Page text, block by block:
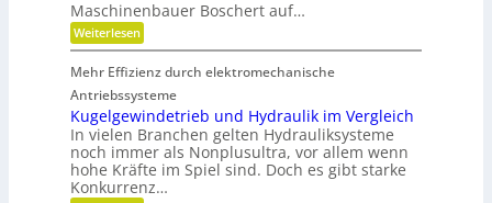
c
h
g
k
e
i
t
n
d
P
r
ä
z
i
Maschinenbauer Boschert auf…
Weiterlesen:
M
h
r
F
l
e
x
i
b
Mehr Effizienz durch elektromechanische
Antriebssysteme
Kugelgewindetrieb und Hydraulik im Vergleich
In vielen Branchen gelten Hydrauliksysteme
noch immer als Nonplusultra, vor allem wenn
hohe Kräfte im Spiel sind. Doch es gibt starke
Konkurrenz…